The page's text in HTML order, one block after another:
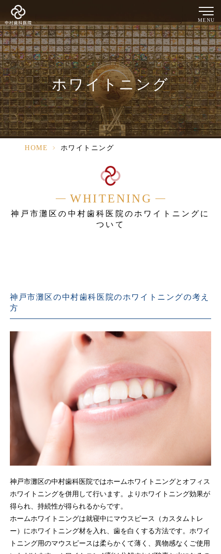
MENU
ホワイトニング
HOME > ホワイトニング
WHITENING
神戸市灘区の中村歯科医院のホワイトニングに
ついて
神戸市灘区の中村歯科医院のホワイトニングの考え
方
神戸市灘区の中村歯科医院ではホームホワイトニングとオフィス
ホワイトニングを併用して行います。よりホワイトニング効果が
得られ、持続性が得られるからです。
ホームホワイトニングは就寝中にマウスピース（カスタムトレ
ー）にホワイトニング材を入れ、歯を白くする方法です。ホワイ
トニング用のマウスピースは柔らかくて薄く、異物感なくご使用